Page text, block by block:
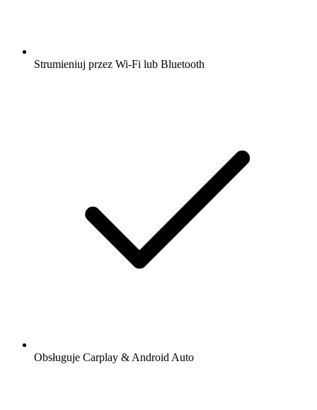
Strumieniuj przez Wi-Fi lub Bluetooth
Obsługuje Carplay & Android Auto